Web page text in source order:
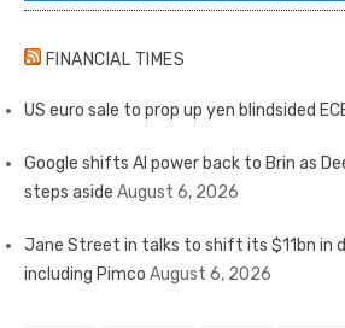
FINANCIAL TIMES
US euro sale to prop up yen blindsided
Google shifts AI power back to Brin as
steps aside August 6, 2026
Jane Street in talks to shift its $11bn in
including Pimco August 6, 2026